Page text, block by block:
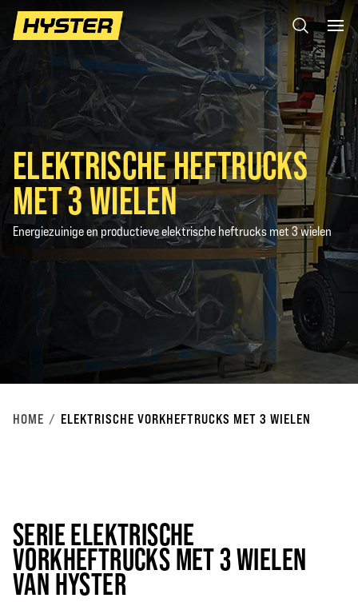
ELEKTRISCHE HEFTRUCKS
MET 3 WIELEN
Energiezuinige en productieve elektrische heftrucks met 3 wielen
HOME ELEKTRISCHE VORKHEFTRUCKS MET 3 WIELEN
SERIE ELEKTRISCHE
VORKHEFTRUCKS MET 3 WIELEN
VAN HYSTER